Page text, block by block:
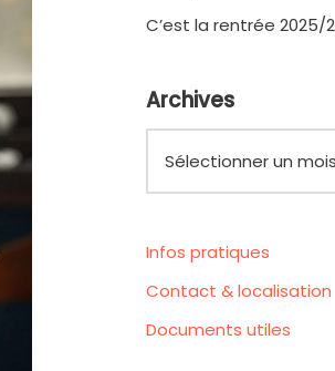
C’est la rentrée 2025/
Archives
Infos pratiques
Contact & localisation
Documents utiles